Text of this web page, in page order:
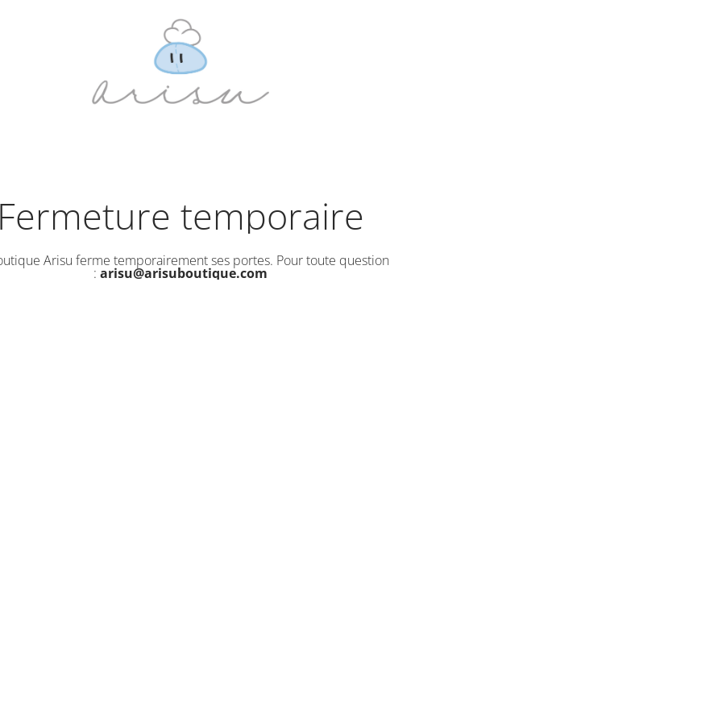
temporaire
Arisu ferme temporairement ses portes. Pour toute question
: arisu@arisuboutique.com